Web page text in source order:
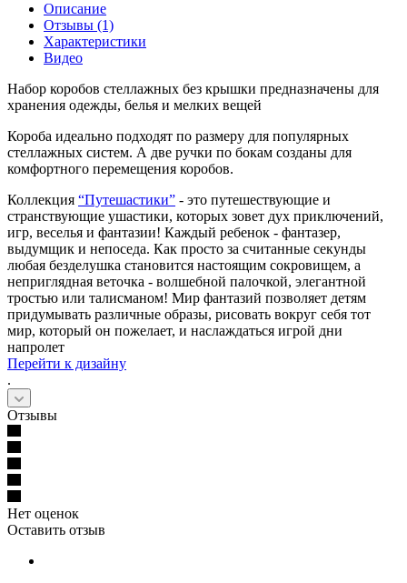
Описание
Отзывы (1)
Характеристики
Видео
Набор коробов стеллажных без крышки предназначены для
хранения одежды, белья и мелких вещей
Короба идеально подходят по размеру для популярных
стеллажных систем. А две ручки по бокам созданы для
комфортного перемещения коробов.
Коллекция “Путешастики” - это путешествующие и
странствующие ушастики, которых зовет дух приключений,
игр, веселья и фантазии! Каждый ребенок - фантазер,
выдумщик и непоседа. Как просто за считанные секунды
любая безделушка становится настоящим сокровищем, а
неприглядная веточка - волшебной палочкой, элегантной
тростью или талисманом! Мир фантазий позволяет детям
придумывать различные образы, рисовать вокруг себя тот
мир, который он пожелает, и наслаждаться игрой дни
напролет
Перейти к дизайну
.
Отзывы
Нет оценок
Оставить отзыв